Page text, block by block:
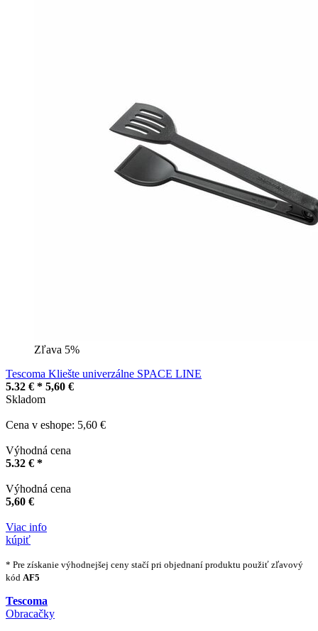
Zľava 5%
Tescoma Kliešte univerzálne SPACE LINE
5.32 € * 5,60 €
Skladom
Cena v eshope: 5,60 €
Výhodná cena
5.32 € *
Výhodná cena
5,60 €
Viac info
kúpiť
* Pre získanie výhodnejšej ceny stačí pri objednaní produktu použiť zľavový
kód AF5
Tescoma
Obracačky